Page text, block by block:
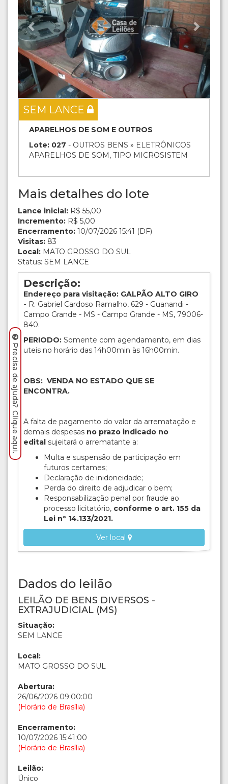
SEM LANCE
APARELHOS DE SOM E OUTROS
Lote: 027 - OUTROS BENS » ELETRÔNICOS
APARELHOS DE SOM, TIPO MICROSISTEM
Mais detalhes do lote
Lance inicial: R$ 55,00
Incremento: R$ 5,00
Encerramento: 10/07/2026 15:41 (DF)
Visitas: 83
Local: MATO GROSSO DO SUL
Status: SEM LANCE
Descrição:
Endereço para visitação: GALPÃO ALTO GIRO
- R. Gabriel Cardoso Ramalho, 629 - Guanandi -
Campo Grande - MS - Campo Grande - MS, 79006-
840.
PERIODO: Somente com agendamento, em dias
uteis no horário das 14h00min às 16h00min.
OBS: VENDA NO ESTADO QUE SE
ENCONTRA.
A falta de pagamento do valor da arrematação e
demais despesas no prazo indicado no
edital sujeitará o arrematante a:
Multa e suspensão de participação em
futuros certames;
Declaração de inidoneidade;
Perda do direito de adjudicar o bem;
Responsabilização penal por fraude ao
processo licitatório, conforme o art. 155 da
Lei nº 14.133/2021.
Ver local
Dados do leilão
LEILÃO DE BENS DIVERSOS -
EXTRAJUDICIAL (MS)
Situação:
SEM LANCE
Local:
MATO GROSSO DO SUL
Abertura:
26/06/2026 09:00:00
(Horário de Brasília)
Encerramento:
10/07/2026 15:41:00
(Horário de Brasília)
Leilão:
Único
Precisa de ajuda? Clique aqui.